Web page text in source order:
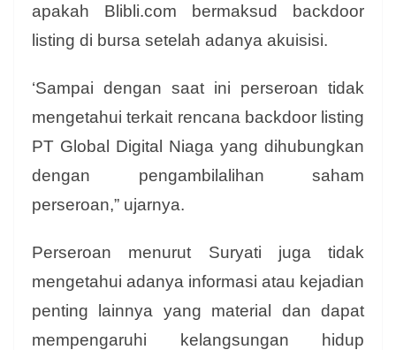
apakah Blibli.com bermaksud backdoor
listing di bursa setelah adanya akuisisi.
‘Sampai dengan saat ini perseroan tidak
mengetahui terkait rencana backdoor listing
PT Global Digital Niaga yang dihubungkan
dengan pengambilalihan saham
perseroan,” ujarnya.
Perseroan menurut Suryati juga tidak
mengetahui adanya informasi atau kejadian
penting lainnya yang material dan dapat
mempengaruhi kelangsungan hidup